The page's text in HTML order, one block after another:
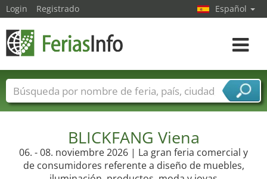
BLICKFANG Viena
06. - 08. noviembre 2026 | La gran feria comercial y
de consumidores referente a diseño de muebles,
Login Registrado Español
toggle
Nombres de ferias Países
Ciudades
Sectores de proveedor de servicios